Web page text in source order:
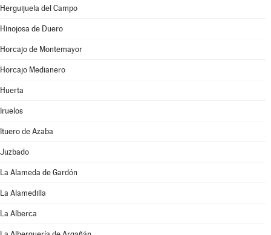
Herguijuela del Campo
Hinojosa de Duero
Horcajo de Montemayor
Horcajo Medianero
Huerta
Iruelos
Ituero de Azaba
Juzbado
La Alameda de Gardón
La Alamedilla
La Alberca